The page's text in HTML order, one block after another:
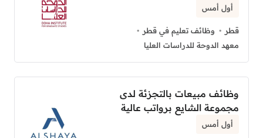
أول أمس
قطر
وظائف تعليم في قطر
معهد الدوحة للدراسات العليا
وظائف مبيعات بالتجزئة لدى
مجموعة الشايع برواتب عالية
أول أمس